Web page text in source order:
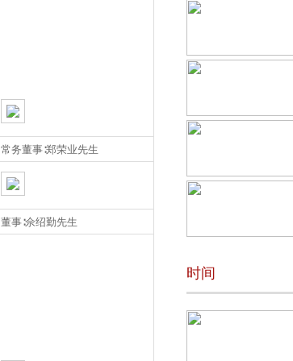
常务董事∶郑荣业先生
董事∶佘绍勤先生
时间